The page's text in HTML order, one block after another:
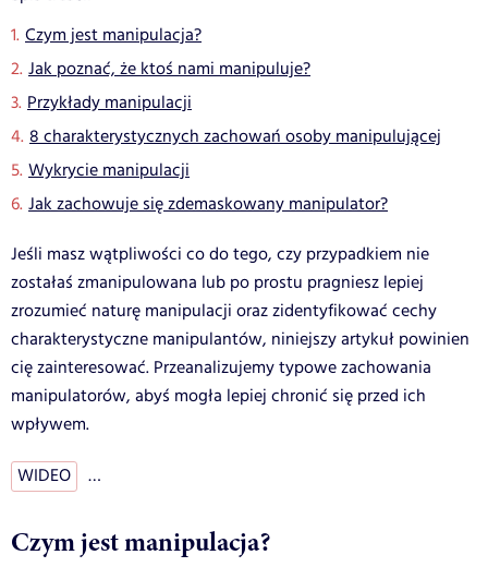
Czym jest manipulacja?
Jak poznać, że ktoś nami manipuluje?
Przykłady manipulacji
8 charakterystycznych zachowań osoby manipulującej
Wykrycie manipulacji
Jak zachowuje się zdemaskowany manipulator?
Jeśli masz wątpliwości co do tego, czy przypadkiem nie
zostałaś zmanipulowana lub po prostu pragniesz lepiej
zrozumieć naturę manipulacji oraz zidentyfikować cechy
charakterystyczne manipulantów, niniejszy artykuł powinien
cię zainteresować. Przeanalizujemy typowe zachowania
manipulatorów, abyś mogła lepiej chronić się przed ich
wpływem.
WIDEO …
Czym jest manipulacja?